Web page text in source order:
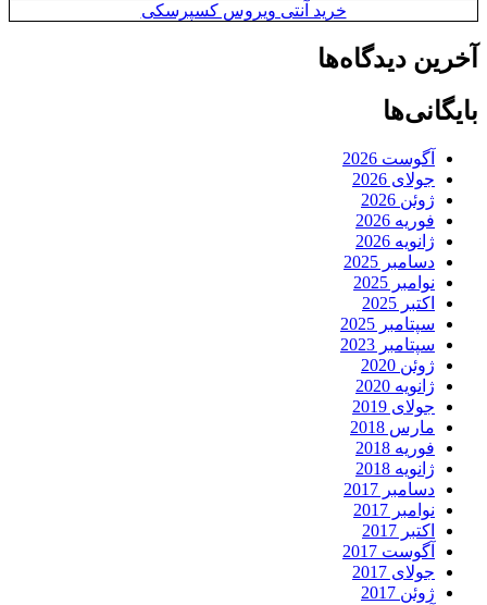
خرید آنتی ویروس کسپرسکی
آخرین دیدگاه‌ها
بایگانی‌ها
آگوست 2026
جولای 2026
ژوئن 2026
فوریه 2026
ژانویه 2026
دسامبر 2025
نوامبر 2025
اکتبر 2025
سپتامبر 2025
سپتامبر 2023
ژوئن 2020
ژانویه 2020
جولای 2019
مارس 2018
فوریه 2018
ژانویه 2018
دسامبر 2017
نوامبر 2017
اکتبر 2017
آگوست 2017
جولای 2017
ژوئن 2017